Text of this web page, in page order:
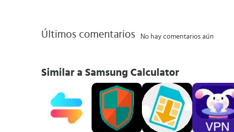
Últimos comentarios No hay comentarios aún
Similar a Samsung Calculator